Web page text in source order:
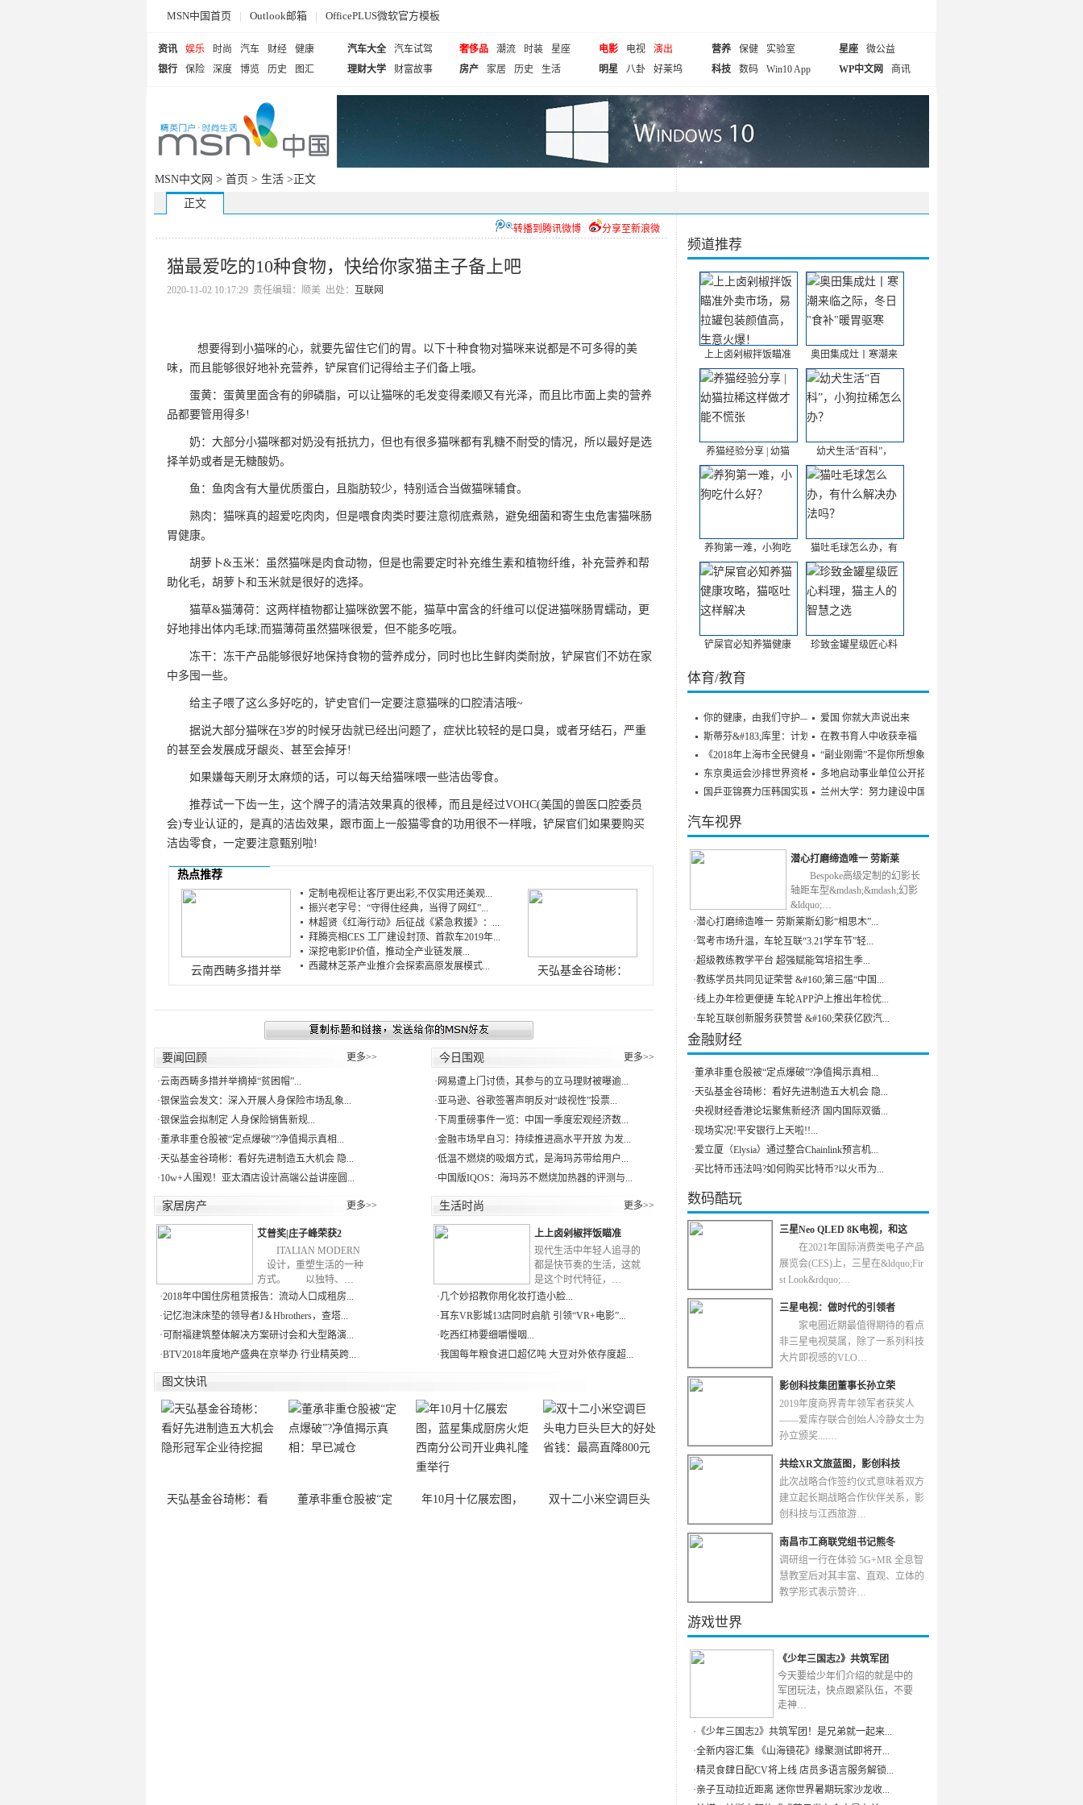
MSN中国首页 | Outlook邮箱 | OfficePLUS微软官方模板
资讯 娱乐 时尚 汽车 财经
健康
银行
保险 深度 博览 历史 图汇
汽车大全
汽车试驾
理财大学
财富故事
奢侈品 潮流 时装
星座
房产
家居 历史 生活
电影 电视
演出
明星
八卦 好莱坞
营养 保健
实验室
科技
数码 Win10 App
星座
微公益
WP中文网
商讯
MSN中文网 > 首页 > 生活 >正文
正文
分享至新浪微
转播到腾讯微博
猫最爱吃的10种食物，快给你家猫主子备上吧
2020-11-02 10:17:29 责任编辑：顺美 出处： 互联网
想要得到小猫咪的心，就要先留住它们的胃。以下十种食物对猫咪来说都是不可多得的美
味，而且能够很好地补充营养，铲屎官们记得给主子们备上哦。
蛋黄：蛋黄里面含有的卵磷脂，可以让猫咪的毛发变得柔顺又有光泽，而且比市面上卖的营养
品都要管用得多!
奶：大部分小猫咪都对奶没有抵抗力，但也有很多猫咪都有乳糖不耐受的情况，所以最好是选
择羊奶或者是无糖酸奶。
鱼：鱼肉含有大量优质蛋白，且脂肪较少，特别适合当做猫咪辅食。
熟肉：猫咪真的超爱吃肉肉，但是喂食肉类时要注意彻底煮熟，避免细菌和寄生虫危害猫咪肠
胃健康。
胡萝卜&玉米：虽然猫咪是肉食动物，但是也需要定时补充维生素和植物纤维，补充营养和帮
助化毛，胡萝卜和玉米就是很好的选择。
猫草&猫薄荷：这两样植物都让猫咪欲罢不能，猫草中富含的纤维可以促进猫咪肠胃蠕动，更
好地排出体内毛球;而猫薄荷虽然猫咪很爱，但不能多吃哦。
冻干：冻干产品能够很好地保持食物的营养成分，同时也比生鲜肉类耐放，铲屎官们不妨在家
中多囤一些。
给主子喂了这么多好吃的，铲史官们一定要注意猫咪的口腔清洁哦~
据说大部分猫咪在3岁的时候牙齿就已经出问题了，症状比较轻的是口臭，或者牙结石，严重
的甚至会发展成牙龈炎、甚至会掉牙!
如果嫌每天刷牙太麻烦的话，可以每天给猫咪喂一些洁齿零食。
推荐试一下齿一生，这个牌子的清洁效果真的很棒，而且是经过VOHC(美国的兽医口腔委员
会)专业认证的，是真的洁齿效果，跟市面上一般猫零食的功用很不一样哦，铲屎官们如果要购买
洁齿零食，一定要注意甄别啦!
热点推荐
云南西畴多措并举
定制电视柜让客厅更出彩,不仅实用还美观...
振兴老字号：“守得住经典，当得了网红”...
林超贤《红海行动》后征战《紧急救援》：...
拜腾亮相CES 工厂建设封顶、首款车2019年...
深挖电影IP价值，推动全产业链发展...
西藏林芝茶产业推介会探索高原发展模式...
天弘基金谷琦彬：
要闻回顾 更多>>
·云南西畴多措并举摘掉“贫困帽”...
·银保监会发文：深入开展人身保险市场乱象...
·银保监会拟制定 人身保险销售新规...
·董承非重仓股被“定点爆破”?净值揭示真相...
·天弘基金谷琦彬：看好先进制造五大机会 隐...
·10w+人围观！亚太酒店设计高端公益讲座圆...
今日围观 更多>>
· 网易遭上门讨债，其参与的立马理财被曝逾...
·亚马逊、谷歌签署声明反对“歧视性”投票...
· 下周重磅事件一览：中国一季度宏观经济数...
·金融市场早自习：持续推进高水平开放 为发...
·低温不燃烧的吸烟方式，是海玛苏带给用户...
·中国版IQOS：海玛苏不燃烧加热器的评测与...
家居房产 更多>>
艾普奖|庄子峰荣获2
ITALIAN MODERN
设计，重塑生活的一种
方式。 以独特、…
·2018年中国住房租赁报告：流动人口成租房...
·记忆泡沫床垫的领导者J＆Hbrothers，查塔...
· 可耐福建筑整体解决方案研讨会和大型路演...
·BTV2018年度地产盛典在京举办 行业精英跨...
生活时尚 更多>>
上上卤剁椒拌饭瞄准
现代生活中年轻人追寻的
都是快节奏的生活，这就
是这个时代特征，…
·几个妙招教你用化妆打造小脸...
·耳东VR影城13店同时启航 引领“VR+电影”...
·吃西红柿要细嚼慢咽...
·我国每年粮食进口超亿吨 大豆对外依存度超...
图文快讯
天弘基金谷琦彬：看 董承非重仓股被“定 年10月十亿展宏图， 双十二小米空调巨头
频道推荐
上上卤剁椒拌饭瞄准 奥田集成灶丨寒潮来
养猫经验分享 | 幼猫 幼犬生活“百科”，
养狗第一难，小狗吃 猫吐毛球怎么办，有
铲屎官必知养猫健康 珍致金罐星级匠心料
体育/教育
你的健康，由我们守护——
斯蒂芬&#183;库里：计划参
《2018年上海市全民健身发
东京奥运会沙排世界资格赛
国乒亚锦赛力压韩国实现男
爱国 你就大声说出来
在教书育人中收获幸福
“副业刚需”不是你所想象
多地启动事业单位公开招聘
兰州大学：努力建设中国特
汽车视界
潜心打磨缔造唯一 劳斯莱
Bespoke高级定制的幻影长
轴距车型&mdash;&mdash;幻影
&ldquo;…
·潜心打磨缔造唯一 劳斯莱斯幻影“相思木”...
·驾考市场升温，车轮互联“3.21学车节”轻...
·超级教练教学平台 超强赋能驾培招生季...
·教练学员共同见证荣誉 &#160;第三届“中国...
·线上办年检更便捷 车轮APP沪上推出年检优...
·车轮互联创新服务获赞誉 &#160;荣获亿欧汽...
金融财经
·董承非重仓股被“定点爆破”?净值揭示真相...
·天弘基金谷琦彬：看好先进制造五大机会 隐...
·央视财经香港论坛聚焦新经济 国内国际双循...
·现场实况!平安银行上天啦!!...
·爱立厦（Elysia）通过整合Chainlink预言机...
·买比特币违法吗?如何购买比特币?以火币为...
数码酷玩
三星Neo QLED 8K电视，和这
在2021年国际消费类电子产品
展览会(CES)上，三星在&ldquo;Fir
st Look&rdquo;…
三星电视：做时代的引领者
家电圈近期最值得期待的看点
非三星电视莫属，除了一系列科技
大片即视感的VLO…
影创科技集团董事长孙立荣
2019年度商界青年领军者获奖人
——爱库存联合创始人冷静女士为
孙立颁奖....…
共绘XR文旅蓝图，影创科技
此次战略合作签约仪式意味着双方
建立起长期战略合作伙伴关系，影
创科技与江西旅游…
南昌市工商联党组书记熊冬
调研组一行在体验 5G+MR 全息智
慧教室后对其丰富、直观、立体的
教学形式表示赞许…
游戏世界
《少年三国志2》共筑军团
今天要给少年们介绍的就是中的
军团玩法，快点跟紧队伍，不要
走神…
· 《少年三国志2》共筑军团！是兄弟就一起来...
·全新内容汇集 《山海镜花》缘聚测试即将开...
·精灵食肆日配CV将上线 店员多语言服务解锁...
·亲子互动拉近距离 迷你世界暑期玩家沙龙收...